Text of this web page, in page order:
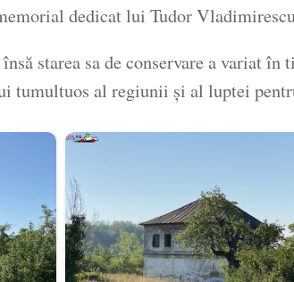
dedicat lui Tudor
starea sa de conservare a variat
al regiunii și al luptei